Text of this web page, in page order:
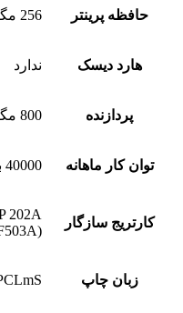
حافظه پرینتر 256 مگابایت
هارد دیسک ندارد
پردازنده 800 مگاهرتز
توان کار ماهانه 40000 برگ – توصیه شده 150 تا 2500
کارتریج سازگار
202A
(CF500A, CF501A, CF502A, CF503A)
زبان چاپ